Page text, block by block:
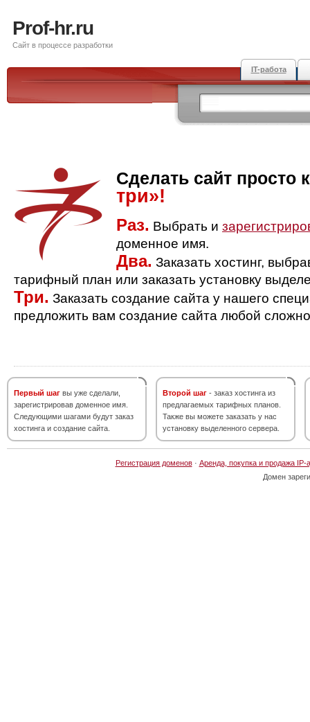
Prof-hr.ru
Сайт в процессе разработки
IT-работа
Сделать сайт просто
три»!
Раз. Выбрать и
доменное имя.
Два. Заказать хостинг,
тарифный план или заказать установку
Три. Заказать создание сайта у нашего
предложить вам создание сайта любой
Первый шаг вы уже сделали,
зарегистрировав доменное имя.
Следующими шагами будут заказ
хостинга и создание сайта.
Второй шаг - заказ хостинга из
предлагаемых тарифных планов.
Также вы можете заказать у нас
установку выделенного сервера.
Регистрация доменов· Аренда, покупка и продажа IP-
Домен